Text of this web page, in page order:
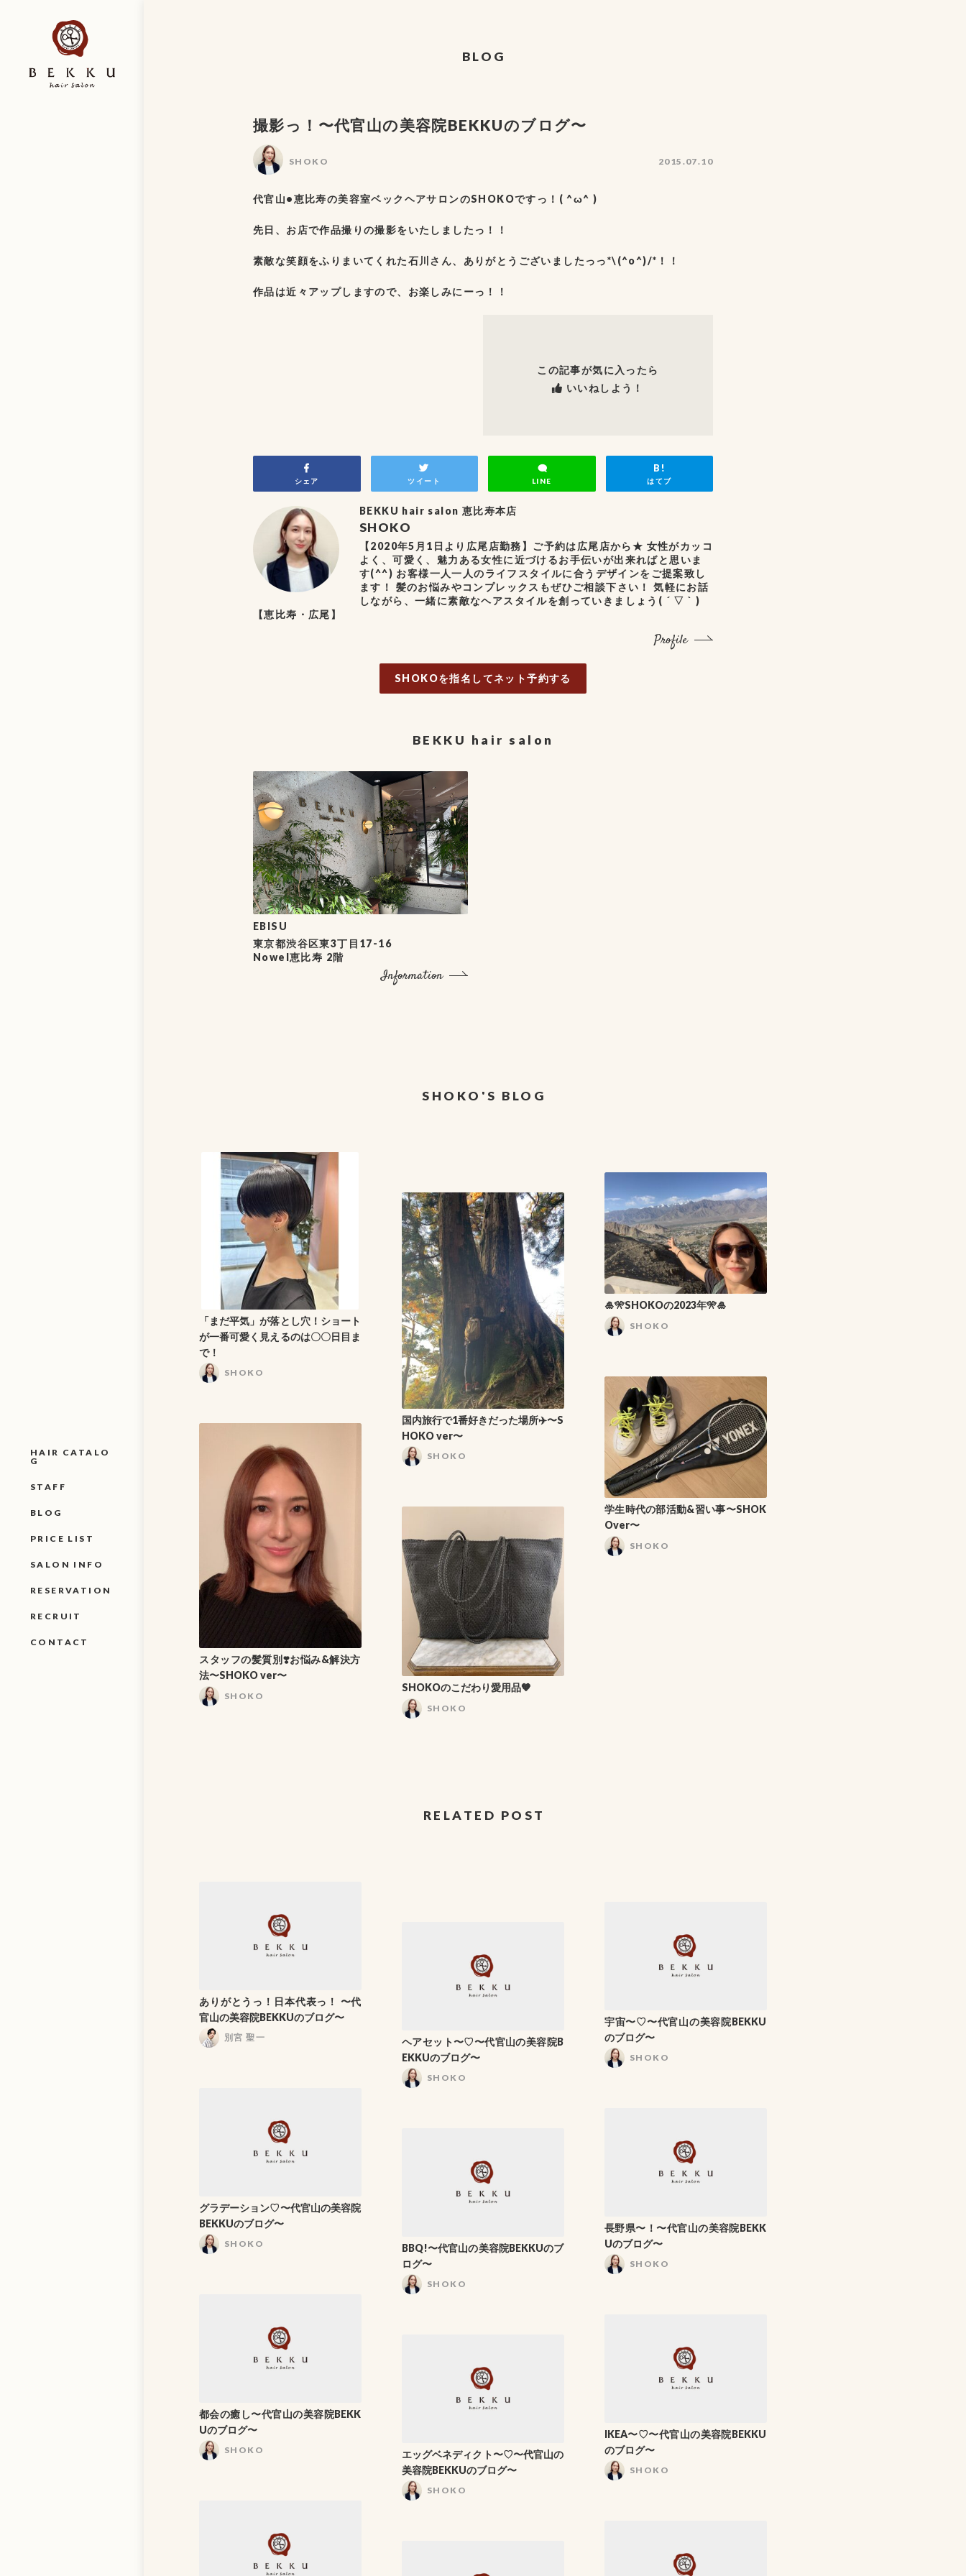
BLOG
撮影っ！〜代官山の美容院BEKKUのブログ〜
SHOKO 2015.07.10
代官山•恵比寿の美容室ベックヘアサロンのSHOKOですっ！( ^ω^ )
先日、お店で作品撮りの撮影をいたしましたっ！！
素敵な笑顔をふりまいてくれた石川さん、ありがとうございましたっっ*\(^o^)/*！！
作品は近々アップしますので、お楽しみにーっ！！
この記事が気に入ったら
いいねしよう！
シェア ツイート LINE はてブ
BEKKU hair salon 恵比寿本店
SHOKO
【2020年5月1日より広尾店勤務】ご予約は広尾店から★ 女性がカッコ
よく、可愛く、魅力ある女性に近づけるお手伝いが出来ればと思いま
す(^^) お客様一人一人のライフスタイルに合うデザインをご提案致し
ます！ 髪のお悩みやコンプレックスもぜひご相談下さい！ 気軽にお話
しながら、一緒に素敵なヘアスタイルを創っていきましょう( ´ ▽ ` )
【恵比寿・広尾】
Profile
SHOKOを指名してネット予約する
BEKKU hair salon
EBISU
東京都渋谷区東3丁目17-16
Nowel恵比寿 2階
Information
SHOKO'S BLOG
「まだ平気」が落とし穴！ショート
が一番可愛く見えるのは〇〇日目ま
で！
SHOKO
国内旅行で1番好きだった場所✈️〜S
HOKO ver〜
SHOKO
🎍🎌SHOKOの2023年🎌🎍
SHOKO
学生時代の部活動&習い事〜SHOK
Over〜
SHOKO
スタッフの髪質別❣️お悩み&解決方
法〜SHOKO ver〜
SHOKO
SHOKOのこだわり愛用品🧡
SHOKO
RELATED POST
ありがとうっ！日本代表っ！ 〜代
官山の美容院BEKKUのブログ〜
別宮 聖一
ヘアセット〜♡〜代官山の美容院B
EKKUのブログ〜
SHOKO
宇宙〜♡〜代官山の美容院BEKKU
のブログ〜
SHOKO
グラデーション♡〜代官山の美容院
BEKKUのブログ〜
SHOKO
長野県〜！〜代官山の美容院BEKK
Uのブログ〜
SHOKO
BBQ!〜代官山の美容院BEKKUのブ
ログ〜
SHOKO
都会の癒し〜代官山の美容院BEKK
Uのブログ〜
SHOKO
IKEA〜♡〜代官山の美容院BEKKU
のブログ〜
SHOKO
エッグベネディクト〜♡〜代官山の
美容院BEKKUのブログ〜
SHOKO
HAIR CATALO
G
STAFF
BLOG
PRICE LIST
SALON INFO
RESERVATION
RECRUIT
CONTACT